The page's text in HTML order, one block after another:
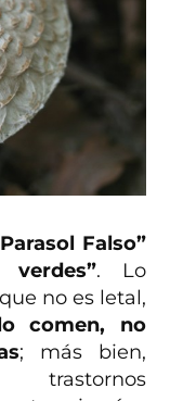
Falso”
. Lo
no es letal,
comen, no
; más bien,